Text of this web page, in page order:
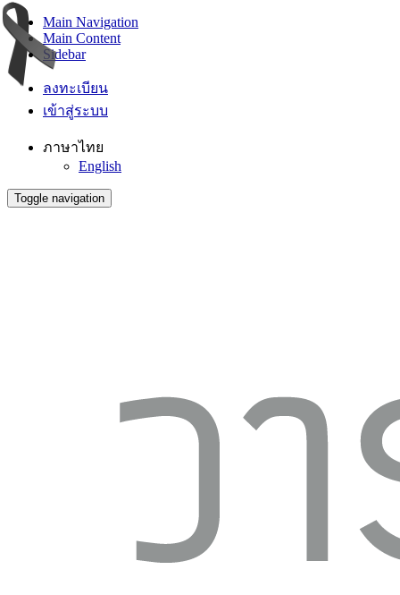
Main Navigation
Main Content
Sidebar
ลงทะเบียน
เข้าสู่ระบบ
ภาษาไทย
English
Toggle navigation